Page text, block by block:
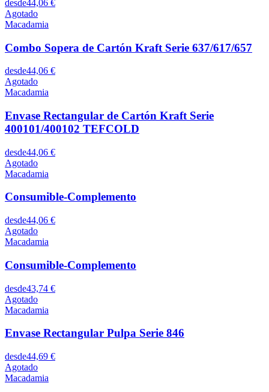
desde44,06 €
Agotado
Macadamia
Combo Sopera de Cartón Kraft Serie 637/617/657
desde44,06 €
Agotado
Macadamia
Envase Rectangular de Cartón Kraft Serie
400101/400102 TEFCOLD
desde44,06 €
Agotado
Macadamia
Consumible-Complemento
desde44,06 €
Agotado
Macadamia
Consumible-Complemento
desde43,74 €
Agotado
Macadamia
Envase Rectangular Pulpa Serie 846
desde44,69 €
Agotado
Macadamia